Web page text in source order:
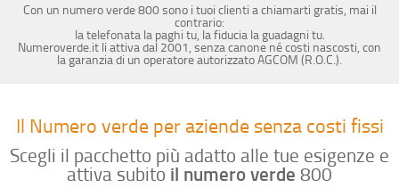
Con un numero verde 800 sono i tuoi clienti a chiamarti gratis, mai il
contrario:
la telefonata la paghi tu, la fiducia la guadagni tu.
Numeroverde.it li attiva dal 2001, senza canone né costi nascosti, con
la garanzia di un operatore autorizzato AGCOM (R.O.C.).
Il Numero verde per aziende senza costi fissi
Scegli il pacchetto più adatto alle tue esigenze e
attiva subito il numero verde 800